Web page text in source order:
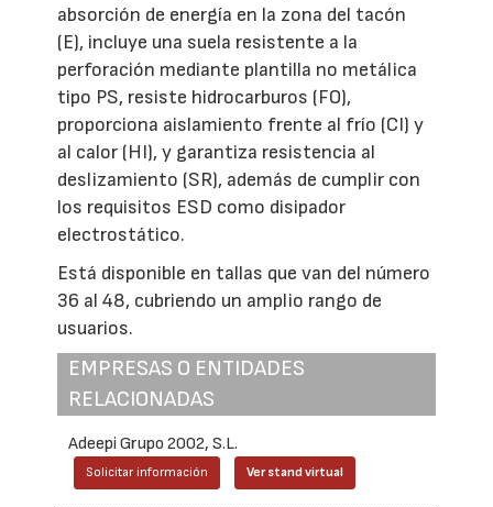
absorción de energía en la zona del tacón
(E), incluye una suela resistente a la
perforación mediante plantilla no metálica
tipo PS, resiste hidrocarburos (FO),
proporciona aislamiento frente al frío (CI) y
al calor (HI), y garantiza resistencia al
deslizamiento (SR), además de cumplir con
los requisitos ESD como disipador
electrostático.
Está disponible en tallas que van del número
36 al 48, cubriendo un amplio rango de
usuarios.
EMPRESAS O ENTIDADES
RELACIONADAS
Adeepi Grupo 2002, S.L.
Solicitar información Ver stand virtual